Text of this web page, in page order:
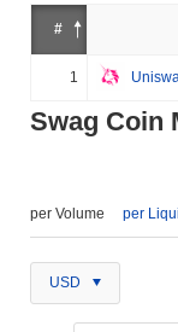
#
1
Swag Coin
per Volume per
USD